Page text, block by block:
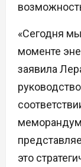
«Сегодня
моменте
заявила
это